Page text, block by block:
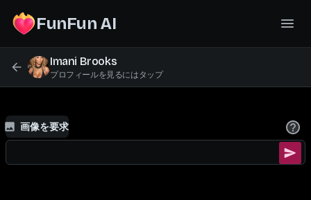
FunFun AI
Imani Brooks
プロフィールを見るにはタップ
画像を要求